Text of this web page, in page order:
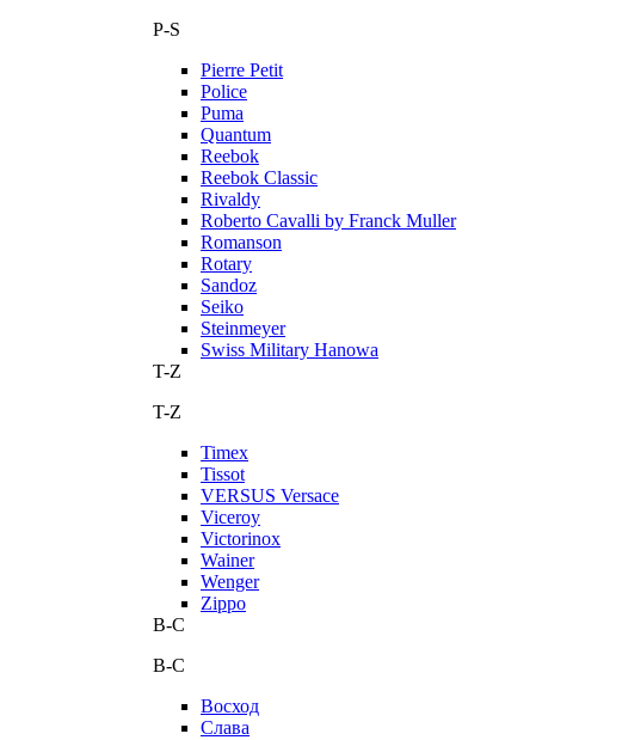
P-S
Pierre Petit
Police
Puma
Quantum
Reebok
Reebok Classic
Rivaldy
Roberto Cavalli by Franck Muller
Romanson
Rotary
Sandoz
Seiko
Steinmeyer
Swiss Military Hanowa
T-Z
T-Z
Timex
Tissot
VERSUS Versace
Viceroy
Victorinox
Wainer
Wenger
Zippo
В-С
В-С
Восход
Слава